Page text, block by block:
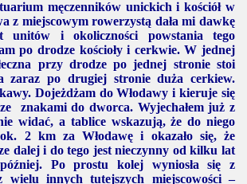
męczenników unickich i kościół w
z miejscowym rowerzystą dała mi dawkę
unitów i okoliczności powstania tego
po drodze kościoły i cerkwie. W jednej
przy drodze po jednej stronie stoi
a zaraz po drugiej stronie duża cerkiew.
Dojeżdżam do Włodawy i kieruje się
znakami do dworca. Wyjechałem już z
widać, a tablice wskazują, że do niego
2 kmza Włodawę i okazało się, że
dalej i do tego jest nieczynny od kilku lat
Po prostu kolej wyniosła się z
innych tutejszych miejscowości –